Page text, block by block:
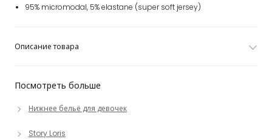
Посмотреть больше
Нижнее бельё для девочек
Story Loris
95% micromodal, 5% elastane (super soft jersey)
Описание товара